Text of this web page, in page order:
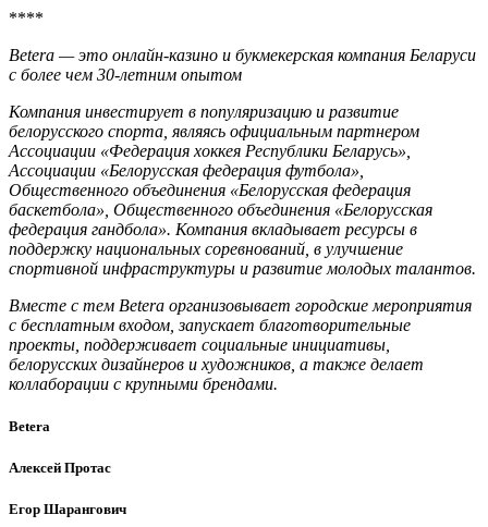
****
Betera — это онлайн-казино и букмекерская компания Беларуси
с более чем 30-летним опытом
Компания инвестирует в популяризацию и развитие
белорусского спорта, являясь официальным партнером
Ассоциации «Федерация хоккея Республики Беларусь»,
Ассоциации «Белорусская федерация футбола»,
Общественного объединения «Белорусская федерация
баскетбола», Общественного объединения «Белорусская
федерация гандбола». Компания вкладывает ресурсы в
поддержку национальных соревнований, в улучшение
спортивной инфраструктуры и развитие молодых талантов.
Вместе с тем Betera организовывает городские мероприятия
с бесплатным входом, запускает благотворительные
проекты, поддерживает социальные инициативы,
белорусских дизайнеров и художников, а также делает
коллаборации с крупными брендами.
Betera
Алексей Протас
Егор Шарангович